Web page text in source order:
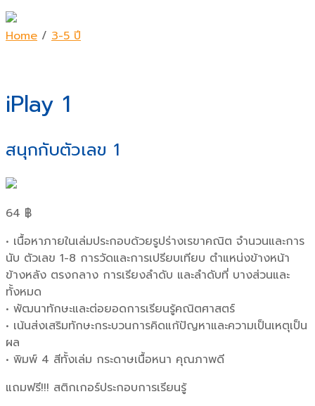
Home / 3-5 ปี
iPlay 1
สนุกกับตัวเลข 1
64 ฿
• เนื้อหาภายในเล่มประกอบด้วยรูปร่างเรขาคณิต จำนวนและการ
นับ ตัวเลข 1-8 การวัดและการเปรียบเทียบ ตำแหน่งข้างหน้า
ข้างหลัง ตรงกลาง การเรียงลำดับ และลำดับที่ บางส่วนและ
ทั้งหมด
• พัฒนาทักษะและต่อยอดการเรียนรู้คณิตศาสตร์
• เน้นส่งเสริมทักษะกระบวนการคิดแก้ปัญหาและความเป็นเหตุเป็น
ผล
• พิมพ์ 4 สีทั้งเล่ม กระดาษเนื้อหนา คุณภาพดี
แถมฟรี!!! สติกเกอร์ประกอบการเรียนรู้